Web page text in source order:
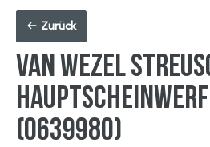
Zurück
VAN WEZEL
(0639980)